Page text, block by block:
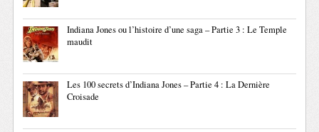
Indiana Jones ou l’histoire d’une saga – Partie 3 : Le Temple
maudit
Les 100 secrets d’Indiana Jones – Partie 4 : La Dernière
Croisade